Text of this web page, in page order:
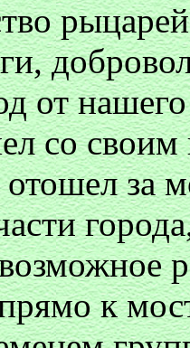
от
со своим
отошел за
к